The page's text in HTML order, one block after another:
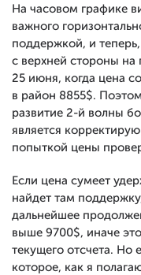
На часовом графике
важного
поддержкой, и
с верхней стороны
25 июня, когда цена
в район 8855$.
развитие 2-й волны
является
попыткой цены
Если цена сумеет
найдет там
дальнейшее
выше 9700$, иначе
текущего отсчета.
которое, как я